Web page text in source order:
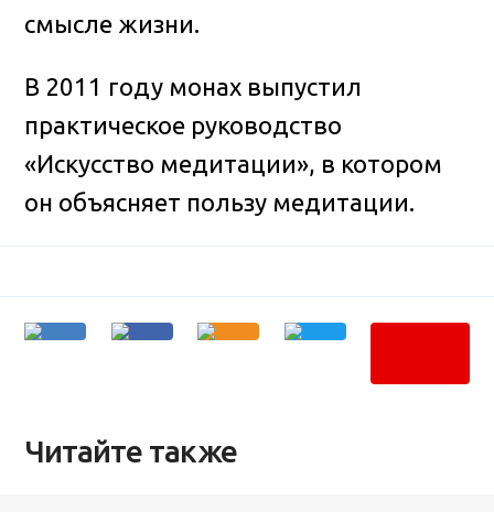
смысле жизни.
В 2011 году монах выпустил
практическое руководство
«Искусство медитации», в котором
он объясняет пользу медитации.
Читайте также